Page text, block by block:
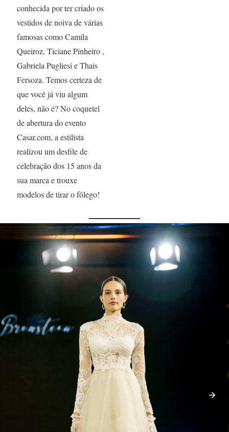
conhecida por ter criado os
vestidos de noiva de várias
famosas como Camila
Queiroz, Ticiane Pinheiro ,
Gabriela Pugliesi e Thais
Fersoza. Temos certeza de
que você já viu algum
deles, não é? No coquetel
de abertura do evento
Casar.com, a estilista
realizou um desfile de
celebração dos 15 anos da
sua marca e trouxe
modelos de tirar o fôlego!